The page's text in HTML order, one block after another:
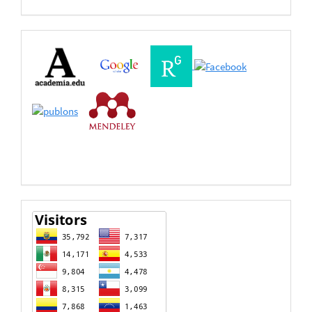
Buscadores
Bases
de
Datos
estadisticas